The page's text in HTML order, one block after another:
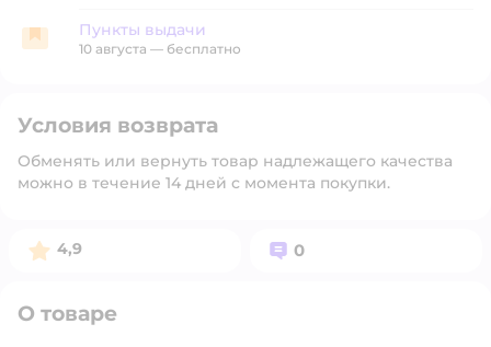
Пункты выдачи
Пункты выдачи
10 августа — бесплатно
Условия возврата
Обменять или вернуть товар надлежащего качества
можно в течение 14 дней с момента покупки.
Рейтинг:
4,9 Вопросов:
0
О товаре